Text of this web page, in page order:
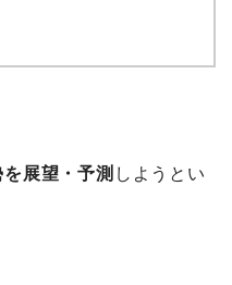
展望・予測 しようとい